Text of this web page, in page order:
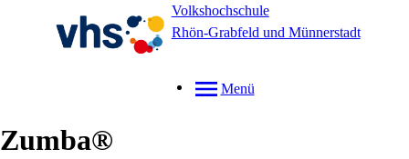
Volkshochschule
Rhön-Grabfeld und Münnerstadt
Menü
Zumba®